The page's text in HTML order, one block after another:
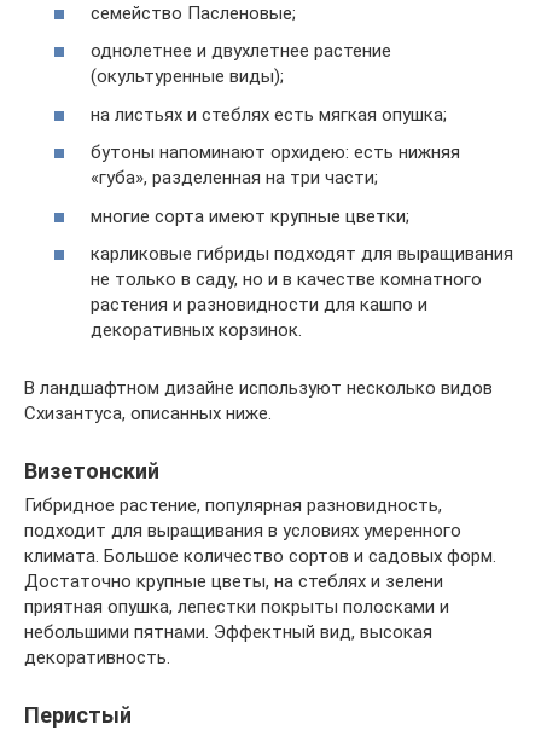
семейство Пасленовые;
однолетнее и двухлетнее растение
(окультуренные виды);
на листьях и стеблях есть мягкая опушка;
бутоны напоминают орхидею: есть нижняя
«губа», разделенная на три части;
многие сорта имеют крупные цветки;
карликовые гибриды подходят для выращивания
не только в саду, но и в качестве комнатного
растения и разновидности для кашпо и
декоративных корзинок.
В ландшафтном дизайне используют несколько видов
Схизантуса, описанных ниже.
Визетонский
Гибридное растение, популярная разновидность,
подходит для выращивания в условиях умеренного
климата. Большое количество сортов и садовых форм.
Достаточно крупные цветы, на стеблях и зелени
приятная опушка, лепестки покрыты полосками и
небольшими пятнами. Эффектный вид, высокая
декоративность.
Перистый